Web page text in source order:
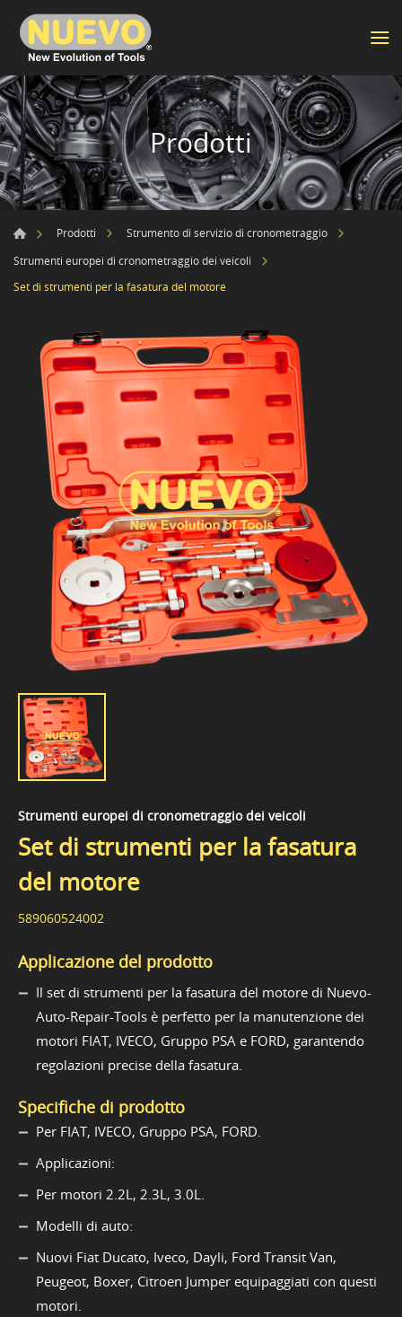
Prodotti
Prodotti
Strumento di servizio di cronometraggio
Strumenti europei di cronometraggio dei veicoli
Set di strumenti per la fasatura del motore
Strumenti europei di cronometraggio dei veicoli
Set di strumenti per la fasatura
del motore
589060524002
Applicazione del prodotto
Il set di strumenti per la fasatura del motore di Nuevo-
Auto-Repair-Tools è perfetto per la manutenzione dei
motori FIAT, IVECO, Gruppo PSA e FORD, garantendo
regolazioni precise della fasatura.
Specifiche di prodotto
Per FIAT, IVECO, Gruppo PSA, FORD.
Applicazioni:
Per motori 2.2L, 2.3L, 3.0L.
Modelli di auto:
Nuovi Fiat Ducato, Iveco, Dayli, Ford Transit Van,
Peugeot, Boxer, Citroen Jumper equipaggiati con questi
motori.